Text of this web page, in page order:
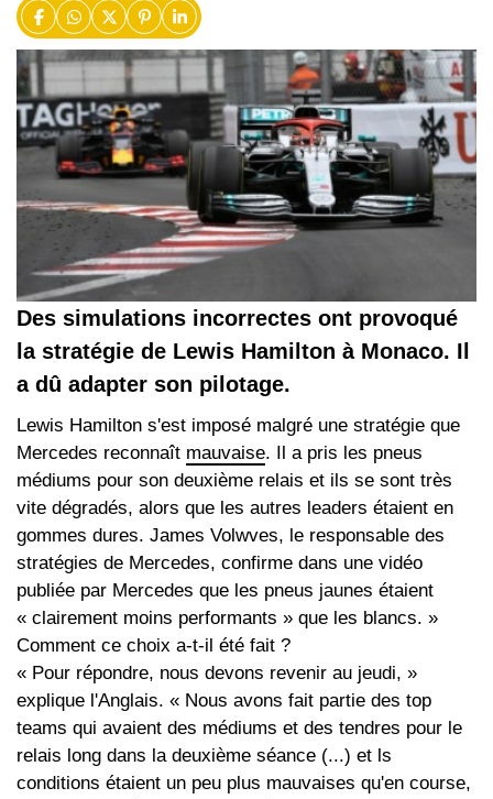
Des simulations incorrectes ont provoqué
la stratégie de Lewis Hamilton à Monaco. Il
a dû adapter son pilotage.
Lewis Hamilton s'est imposé malgré une stratégie que
Mercedes reconnaît mauvaise. Il a pris les pneus
médiums pour son deuxième relais et ils se sont très
vite dégradés, alors que les autres leaders étaient en
gommes dures. James Volwves, le responsable des
stratégies de Mercedes, confirme dans une vidéo
publiée par Mercedes que les pneus jaunes étaient
« clairement moins performants » que les blancs. »
Comment ce choix a-t-il été fait ?
« Pour répondre, nous devons revenir au jeudi, »
explique l'Anglais. « Nous avons fait partie des top
teams qui avaient des médiums et des tendres pour le
relais long dans la deuxième séance (...) et ls
conditions étaient un peu plus mauvaises qu'en course,